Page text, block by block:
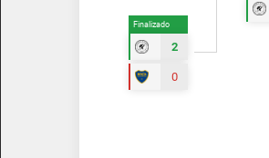
Finalizado
2
0